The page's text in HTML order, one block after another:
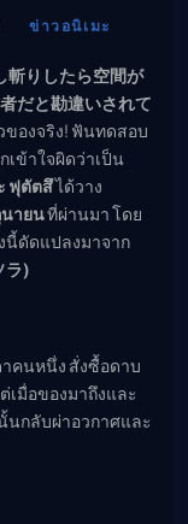
ข่าวอนิเมะ
斬りしたら空間が
だと勘違いされて
องจริง! ฟันทดสอบ
เข้าใจผิดว่าเป็น
ฟุตัตสึได้วาง
ายนที่ผ่านมา โดย
นี้ดัดแปลงมาจาก
ラ)
คนหนึ่ง สั่งซื้อดาบ
เมื่อของมาถึงและ
นกลับผ่าอวกาศและ